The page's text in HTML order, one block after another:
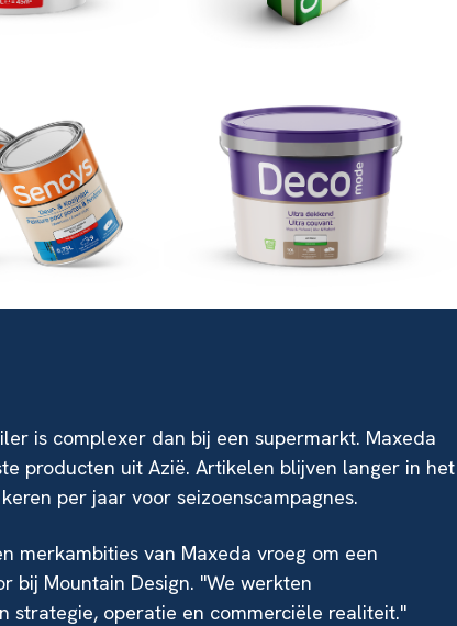
is complexer dan bij een supermarkt. Maxeda
producten uit Azië. Artikelen blijven langer in het
per jaar voor seizoenscampagnes.
merkambities van Maxeda vroeg om een
bij Mountain Design. "We werkten
strategie, operatie en commerciële realiteit."